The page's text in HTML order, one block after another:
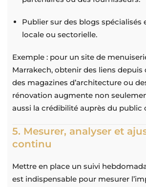
Publier sur des blogs spécialisés
locale ou sectorielle.
Exemple : pour un site de
Marrakech, obtenir des liens depuis
des magazines d’architecture ou
rénovation augmente non
aussi la crédibilité auprès du public
5. Mesurer, analyser et
continu
Mettre en place un suivi
est indispensable pour mesurer